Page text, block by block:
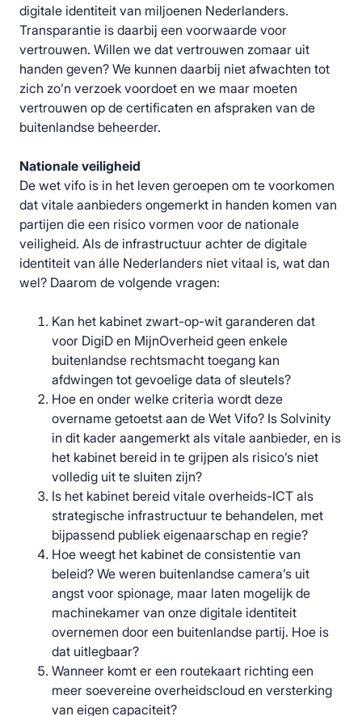
digitale identiteit van miljoenen Nederlanders.
Transparantie is daarbij een voorwaarde voor
vertrouwen. Willen we dat vertrouwen zomaar uit
handen geven? We kunnen daarbij niet afwachten tot
zich zo’n verzoek voordoet en we maar moeten
vertrouwen op de certificaten en afspraken van de
buitenlandse beheerder.
Nationale veiligheid
De wet vifo is in het leven geroepen om te voorkomen
dat vitale aanbieders ongemerkt in handen komen van
partijen die een risico vormen voor de nationale
veiligheid. Als de infrastructuur achter de digitale
identiteit van álle Nederlanders niet vitaal is, wat dan
wel? Daarom de volgende vragen:
Kan het kabinet zwart-op-wit garanderen dat
voor DigiD en MijnOverheid geen enkele
buitenlandse rechtsmacht toegang kan
afdwingen tot gevoelige data of sleutels?
Hoe en onder welke criteria wordt deze
overname getoetst aan de Wet Vifo? Is Solvinity
in dit kader aangemerkt als vitale aanbieder, en is
het kabinet bereid in te grijpen als risico’s niet
volledig uit te sluiten zijn?
Is het kabinet bereid vitale overheids-ICT als
strategische infrastructuur te behandelen, met
bijpassend publiek eigenaarschap en regie?
Hoe weegt het kabinet de consistentie van
beleid? We weren buitenlandse camera’s uit
angst voor spionage, maar laten mogelijk de
machinekamer van onze digitale identiteit
overnemen door een buitenlandse partij. Hoe is
dat uitlegbaar?
Wanneer komt er een routekaart richting een
meer soevereine overheidscloud en versterking
van eigen capaciteit?